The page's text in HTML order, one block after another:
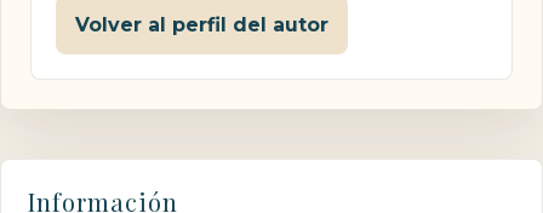
Volver al perfil del autor
Información